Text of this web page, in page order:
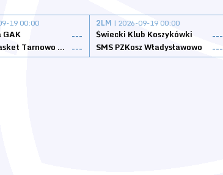
19 00:00
GAK
---
Tarnovia Basket Tarnowo Podgórne ---
2LM | 2026-09-19 00:00
Świecki Klub Koszykówki
---
SMS PZKosz Władysławowo
---